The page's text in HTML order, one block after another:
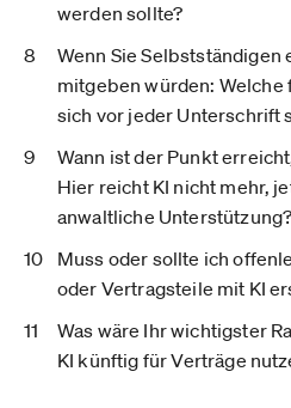
werden sollte?
Wenn Sie
mitgeben würden: Welche
sich vor jeder Unterschrift
Wann ist der Punkt
Hier reicht KI nicht mehr,
anwaltliche Unterstützung?
Muss oder sollte ich
oder Vertragsteile mit KI
Was wäre Ihr wichtigster
KI künftig für Verträge